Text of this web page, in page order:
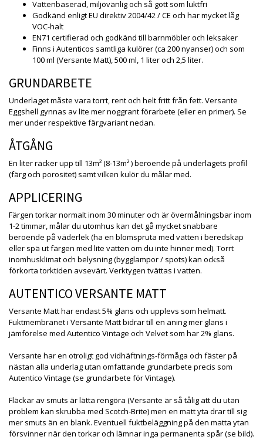
Vattenbaserad, miljövänlig och så gott som luktfri
Godkänd enligt EU direktiv 2004/42 / CE och har mycket låg
VOC-halt
EN71 certifierad och godkänd till barnmöbler och leksaker
Finns i Autenticos samtliga kulörer (ca 200 nyanser) och som
100 ml (Versante Matt), 500 ml, 1 liter och 2,5 liter.
GRUNDARBETE
Underlaget måste vara torrt, rent och helt fritt från fett. Versante
Eggshell gynnas av lite mer noggrant förarbete (eller en primer). Se
mer under respektive färgvariant nedan.
ÅTGÅNG
En liter räcker upp till 13m² (8-13m² ) beroende på underlagets profil
(färg och porositet) samt vilken kulör du målar med.
APPLICERING
Färgen torkar normalt inom 30 minuter och är övermålningsbar inom
1-2 timmar, målar du utomhus kan det gå mycket snabbare
beroende på väderlek (ha en blomspruta med vatten i beredskap
eller spä ut färgen med lite vatten om du inte hinner med). Torrt
inomhusklimat och belysning (bygglampor / spots) kan också
förkorta torktiden avsevärt. Verktygen tvättas i vatten.
AUTENTICO VERSANTE MATT
Versante Matt har endast 5% glans och upplevs som helmatt.
Fuktmembranet i Versante Matt bidrar till en aning mer glans i
jämförelse med Autentico Vintage och Velvet som har 2% glans.
Versante har en otroligt god vidhäftnings-förmåga och fäster på
nästan alla underlag utan omfattande grundarbete precis som
Autentico Vintage (se grundarbete för Vintage).
Fläckar av smuts är lätta rengöra (Versante är så tålig att du utan
problem kan skrubba med Scotch-Brite) men en matt yta drar till sig
mer smuts än en blank. Eventuell fuktbeläggning på den matta ytan
försvinner när den torkar och lämnar inga permanenta spår (se bild).